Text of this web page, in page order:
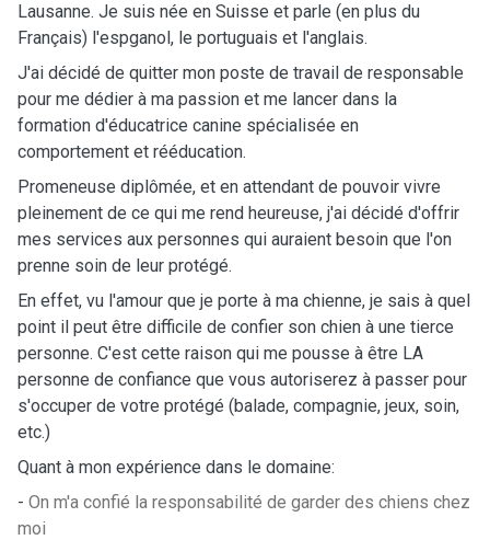
Lausanne. Je suis née en Suisse et parle (en plus du
Français) l'espganol, le portuguais et l'anglais.
J'ai décidé de quitter mon poste de travail de responsable
pour me dédier à ma passion et me lancer dans la
formation d'éducatrice canine spécialisée en
comportement et rééducation.
Promeneuse diplômée, et en attendant de pouvoir vivre
pleinement de ce qui me rend heureuse, j'ai décidé d'offrir
mes services aux personnes qui auraient besoin que l'on
prenne soin de leur protégé.
En effet, vu l'amour que je porte à ma chienne, je sais à quel
point il peut être difficile de confier son chien à une tierce
personne. C'est cette raison qui me pousse à être LA
personne de confiance que vous autoriserez à passer pour
s'occuper de votre protégé (balade, compagnie, jeux, soin,
etc.)
Quant à mon expérience dans le domaine:
- On m'a confié la responsabilité de garder des chiens chez
moi